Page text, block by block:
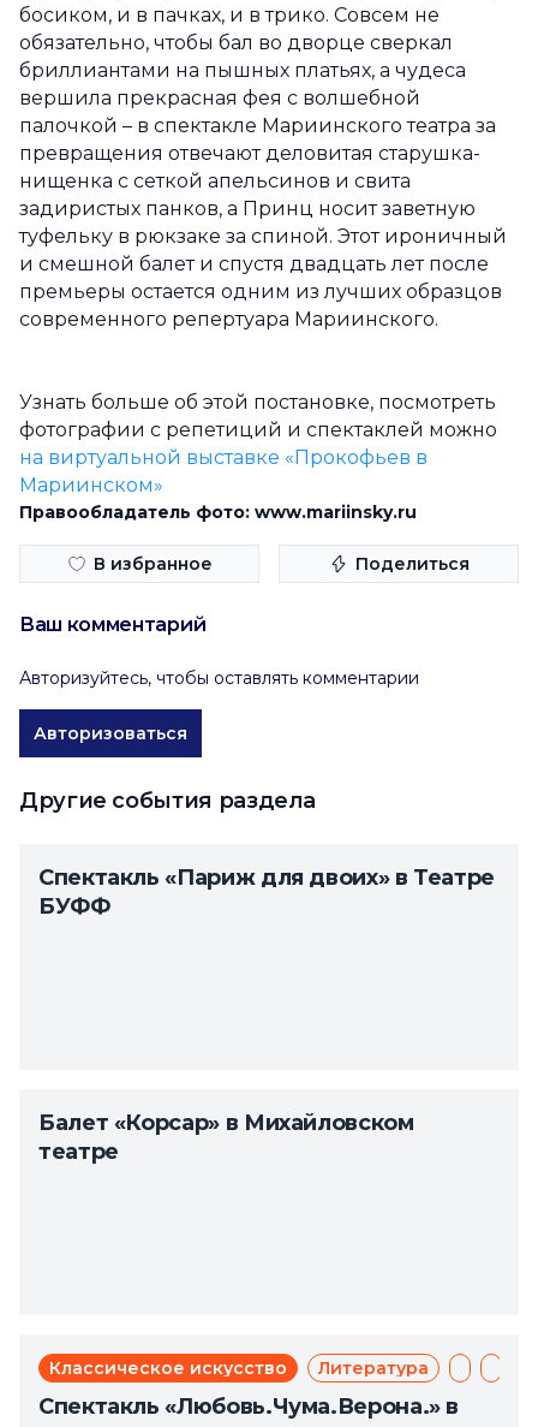
босиком, и в пачках, и в трико. Совсем не
обязательно, чтобы бал во дворце сверкал
бриллиантами на пышных платьях, а чудеса
вершила прекрасная фея с волшебной
палочкой – в спектакле Мариинского театра за
превращения отвечают деловитая старушка-
нищенка с сеткой апельсинов и свита
задиристых панков, а Принц носит заветную
туфельку в рюкзаке за спиной. Этот ироничный
и смешной балет и спустя двадцать лет после
премьеры остается одним из лучших образцов
современного репертуара Мариинского.
Узнать больше об этой постановке, посмотреть
фотографии с репетиций и спектаклей можно
на виртуальной выставке «Прокофьев в
Мариинском»
Правообладатель фото: www.mariinsky.ru
В избранное Поделиться
Ваш комментарий
Авторизуйтесь, чтобы оставлять комментарии
Авторизоваться
Другие события раздела
Спектакль «Париж для двоих» в Театре
БУФФ
Балет «Корсар» в Михайловском
театре
Классическое искусство Литература Мюзикл
Спектакль «Любовь.Чума.Верона.» в